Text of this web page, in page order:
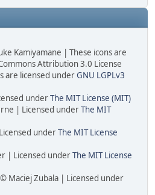
Kamiyamane | These icons are
Attribution 3.0 License
are licensed underGNU LGPLv3
underThe MIT License (MIT)
| Licensed underThe MIT
underThe MIT License
| Licensed underThe MIT License
Maciej Zubala | Licensed under